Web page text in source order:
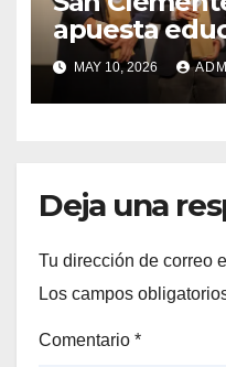
apuesta
lanzamiento
MAY 10, 2026
Deja una
Tu dirección de correo
Los campos
Comentario *